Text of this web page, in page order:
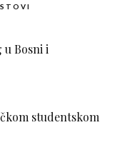
Bosni i
studentskom